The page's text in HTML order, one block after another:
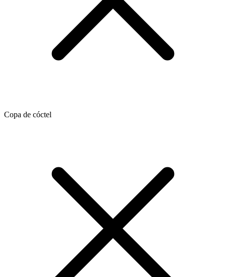
Copa de cóctel